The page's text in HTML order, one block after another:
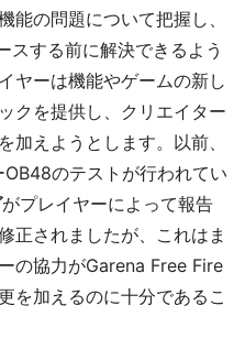
能の問題について把握し、
スする前に解決できるよう
ヤーは機能やゲームの新し
クを提供し、クリエイター
加えようとします。以前、
のテストが行われてい
がプレイヤーによって報告
正されましたが、これはま
の協力がGarena Free Fire
を加えるのに十分であるこ